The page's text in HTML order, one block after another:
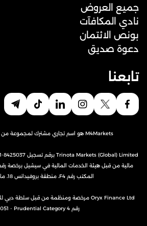
جميع العروض
نادي المكافآت
بونص الائتمان
دعوة صديق
تابعنا
M4Markets هو اسم تجاري مشترك لمجموعة من الكيانات بما في ذلك:
المكتب رقم F4، منطقة بروفيدانس 18، ماهي، سيشيل.
رقم F007051 - Prudential Category 4.